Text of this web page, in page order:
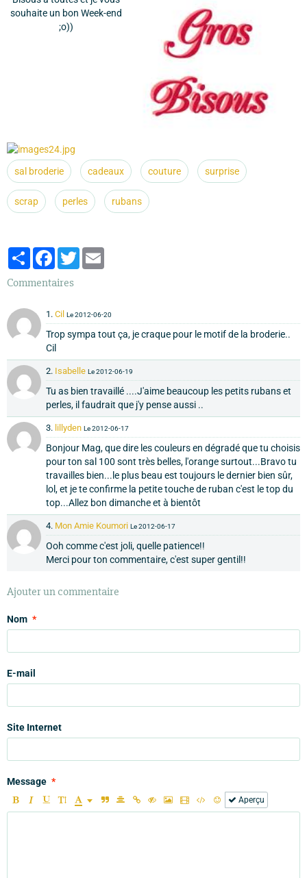
souhaite un bon Week-end
;o))
sal broderie cadeaux couture surprise
scrap perles rubans
PartagerFacebook
Twitter
Commentaires
1. Cil Le 2012-06-20
Trop sympa tout ça, je craque pour le motif de la broderie..
Cil
2. Isabelle Le 2012-06-19
Tu as bien travaillé ....J'aime beaucoup les petits rubans et
perles, il faudrait que j'y pense aussi ..
3. lillyden Le 2012-06-17
Bonjour Mag, que dire les couleurs en dégradé que tu choisis
pour ton sal 100 sont très belles, l'orange surtout...Bravo tu
travailles bien...le plus beau est toujours le dernier bien sûr,
lol, et je te confirme la petite touche de ruban c'est le top du
top...Allez bon dimanche et à bientôt
4. Mon Amie Koumori Le 2012-06-17
Ooh comme c'est joli, quelle patience!!
Merci pour ton commentaire, c'est super gentil!!
Ajouter un commentaire
Nom
E-mail
Site Internet
Message
Aperçu